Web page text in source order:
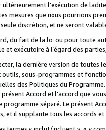
l’exécution de
mesures que nous pourrions
discrétion, et ne seront
du fait de la loi ou pour toute
exécutoire à l’égard des
la dernière version de toutes
sous-programmes et
des Politiques du
Accord et l’accord que
séparé. Le présent
et il supplante tous les accords et